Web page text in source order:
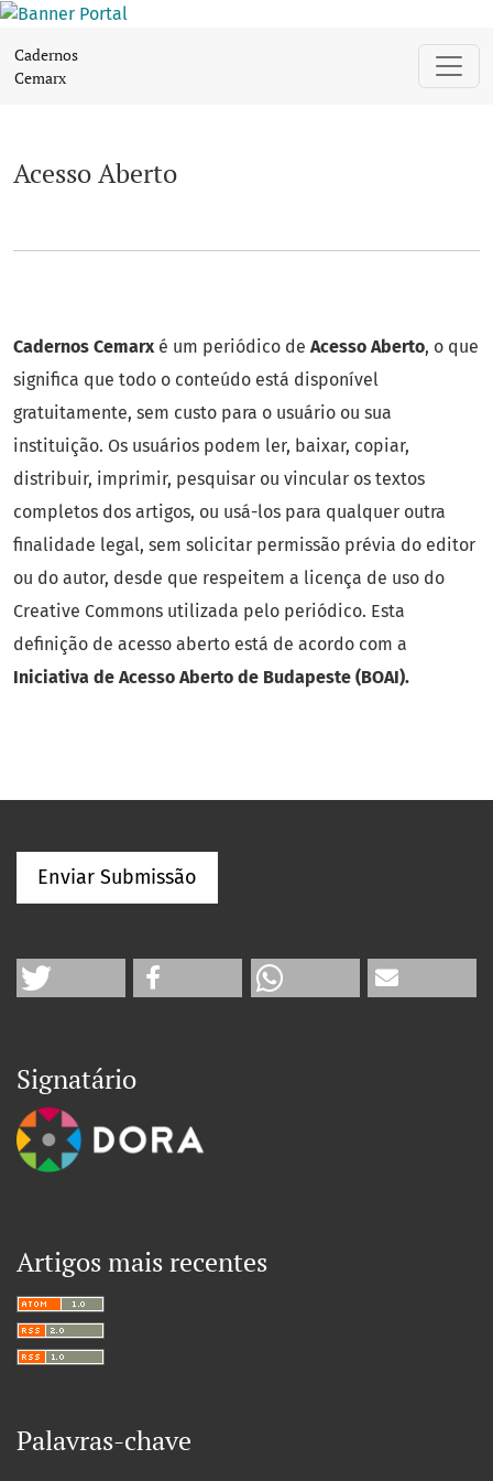
Acesso Aberto
Cadernos
Cemarx
Acesso Aberto
Cadernos Cemarx é um periódico de Acesso Aberto, o que
significa que todo o conteúdo está disponível
gratuitamente, sem custo para o usuário ou sua
instituição. Os usuários podem ler, baixar, copiar,
distribuir, imprimir, pesquisar ou vincular os textos
completos dos artigos, ou usá-los para qualquer outra
finalidade legal, sem solicitar permissão prévia do editor
ou do autor, desde que respeitem a licença de uso do
Creative Commons utilizada pelo periódico. Esta
definição de acesso aberto está de acordo com a
Iniciativa de Acesso Aberto de Budapeste (BOAI).
Enviar Submissão
Signatário
Artigos mais recentes
Palavras-chave